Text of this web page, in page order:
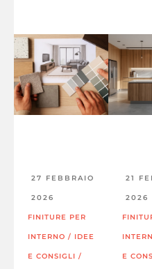
27 FEBBRAIO
2026
FINITURE PER
INTERNO / IDEE
E CONSIGLI /
21
2026
E